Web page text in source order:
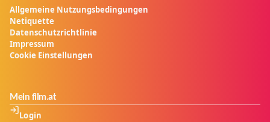
Allgemeine Nutzungsbedingungen
Netiquette
Datenschutzrichtlinie
Impressum
Cookie Einstellungen
Mein film.at
Login